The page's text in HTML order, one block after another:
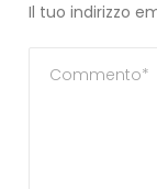
Il tuo indirizzo